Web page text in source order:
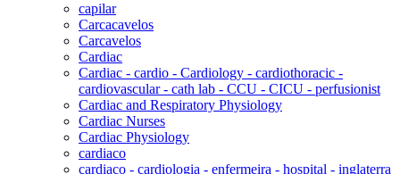
capilar
Carcacavelos
Carcavelos
Cardiac
Cardiac - cardio - Cardiology - cardiothoracic -
cardiovascular - cath lab - CCU - CICU - perfusionist
Cardiac and Respiratory Physiology
Cardiac Nurses
Cardiac Physiology
cardiaco
cardiaco - cardiologia - enfermeira - hospital - inglaterra